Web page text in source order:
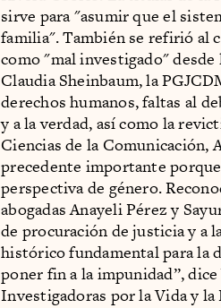
sirve para "asumir que el
familia". También se refirió al
como "mal investigado"
Claudia Sheinbaum, la
derechos humanos, faltas al
y a la verdad, así como la
Ciencias de la Comunicación,
precedente importante
perspectiva de género.
abogadas Anayeli Pérez y
de procuración de justicia y a
histórico fundamental para la
poner fin a la impunidad”,
Investigadoras por la Vida y